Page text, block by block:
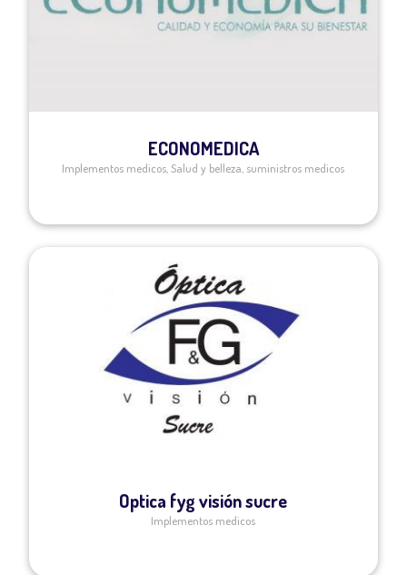
ECONOMEDICA
Implementos medicos ,Salud y belleza suministros medicos
Optica fyg visión sucre
Implementos medicos